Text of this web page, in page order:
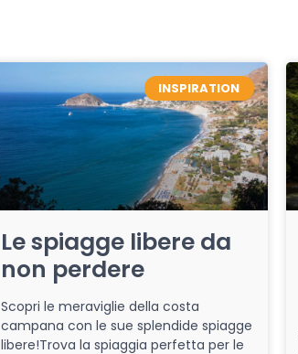
INSPIRATION
Le spiagge libere da
non perdere
Scopri le meraviglie della costa
campana con le sue splendide spiagge
libere!Trova la spiaggia perfetta per le